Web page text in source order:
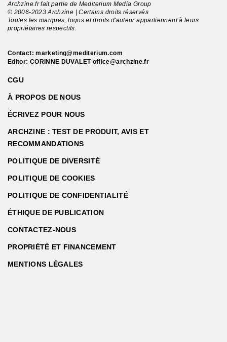
Archzine.fr fait partie de Mediterium Media Group
© 2006-2023 Archzine | Certains droits réservés
Toutes les marques, logos et droits d'auteur appartiennent à leurs
propriétaires respectifs.
Contact:marketing@mediterium.com
Editor: CORINNE DUVALET office@archzine.fr
CGU
À PROPOS DE NOUS
ÉCRIVEZ POUR NOUS
ARCHZINE : TEST DE PRODUIT, AVIS ET
RECOMMANDATIONS
POLITIQUE DE DIVERSITÉ
POLITIQUE DE COOKIES
POLITIQUE DE CONFIDENTIALITÉ
ÉTHIQUE DE PUBLICATION
CONTACTEZ-NOUS
PROPRIÉTÉ ET FINANCEMENT
MENTIONS LÉGALES